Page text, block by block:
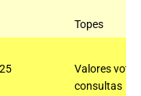
Topes
Valores votos
consultas